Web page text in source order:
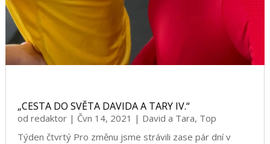
„CESTA DO SVĚTA DAVIDA A TARY IV.“
od redaktor| Čvn 14, 2021 | David a Tara, Top
Týden čtvrtý Pro změnu jsme strávili zase pár dní v